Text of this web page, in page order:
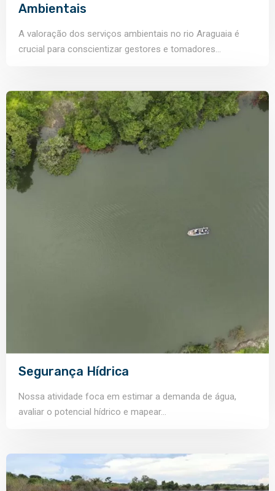
Ambientais
A valoração dos serviços ambientais no rio Araguaia é
crucial para conscientizar gestores e tomadores...
Segurança Hídrica
Nossa atividade foca em estimar a demanda de água,
avaliar o potencial hídrico e mapear...